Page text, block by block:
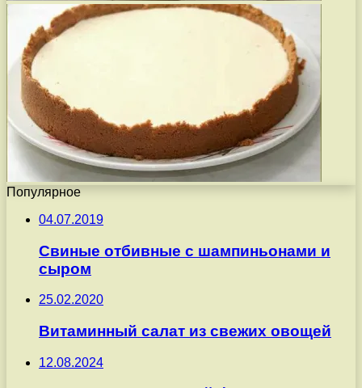
Популярное
04.07.2019
Свиные отбивные с шампиньонами и
сыром
25.02.2020
Витаминный салат из свежих овощей
12.08.2024